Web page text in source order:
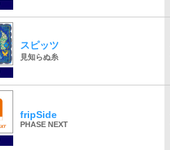
スピッツ
見知らぬ糸
fripSide
PHASE NEXT